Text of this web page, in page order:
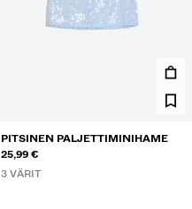
PITSINEN PALJETTIMINIHAME
25,99 €
3 VÄRIT